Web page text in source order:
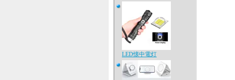
LED懐中電灯